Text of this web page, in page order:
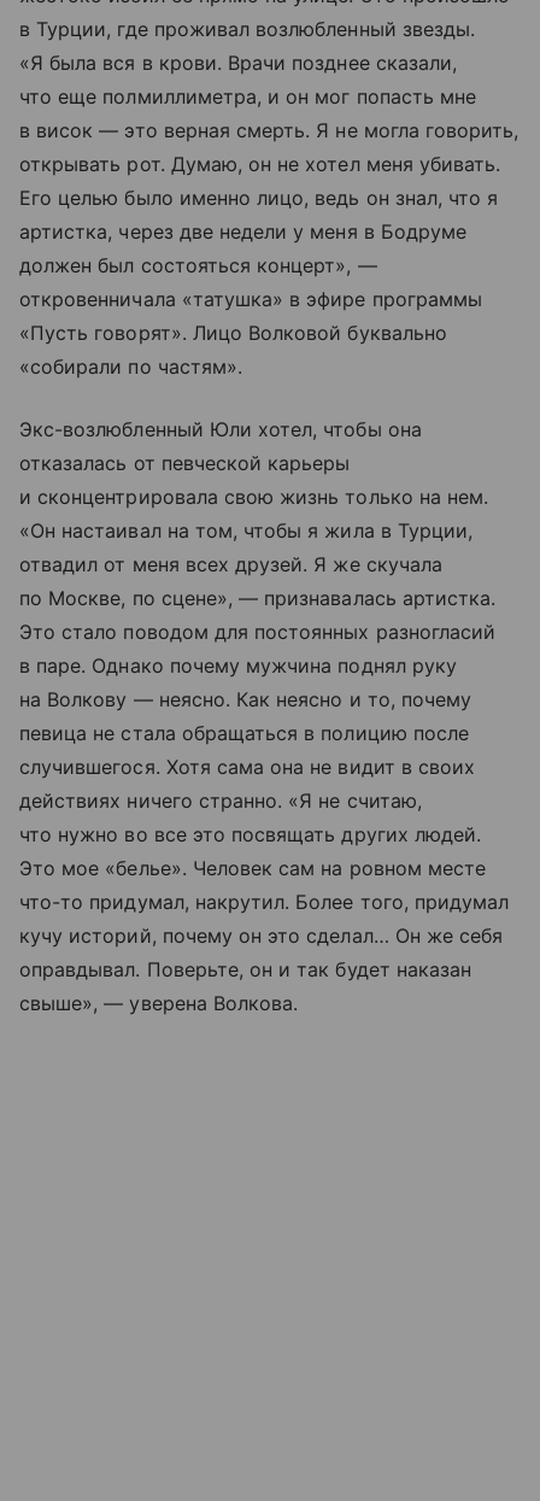
в Турции, где проживал возлюбленный звезды.
«Я была вся в крови. Врачи позднее сказали,
что еще полмиллиметра, и он мог попасть мне
в висок — это верная смерть. Я не могла говорить,
открывать рот. Думаю, он не хотел меня убивать.
Его целью было именно лицо, ведь он знал, что я
артистка, через две недели у меня в Бодруме
должен был состояться концерт», —
откровенничала «татушка» в эфире программы
«Пусть говорят». Лицо Волковой буквально
«собирали по частям».
Экс-возлюбленный Юли хотел, чтобы она
отказалась от певческой карьеры
и сконцентрировала свою жизнь только на нем.
«Он настаивал на том, чтобы я жила в Турции,
отвадил от меня всех друзей. Я же скучала
по Москве, по сцене», — признавалась артистка.
Это стало поводом для постоянных разногласий
в паре. Однако почему мужчина поднял руку
на Волкову — неясно. Как неясно и то, почему
певица не стала обращаться в полицию после
случившегося. Хотя сама она не видит в своих
действиях ничего странно. «Я не считаю,
что нужно во все это посвящать других людей.
Это мое «белье». Человек сам на ровном месте
что-то придумал, накрутил. Более того, придумал
кучу историй, почему он это сделал… Он же себя
оправдывал. Поверьте, он и так будет наказан
свыше», — уверена Волкова.